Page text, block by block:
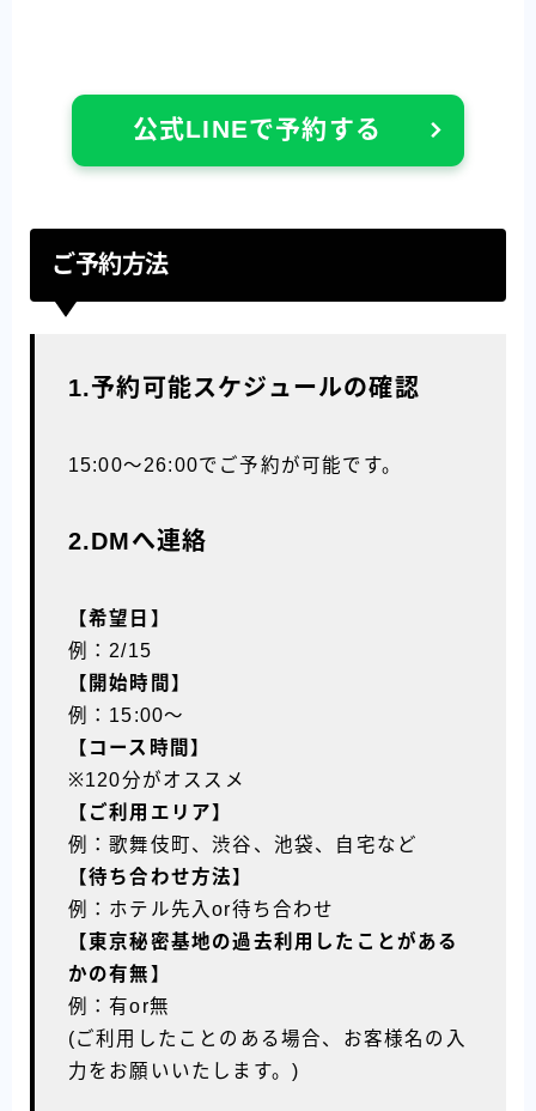
公式LINEで予約する
ご予約方法
1.予約可能スケジュールの確認
15:00〜26:00でご予約が可能です。
2.DMへ連絡
【希望日】
例：2/15
【開始時間】
例：15:00〜
【コース時間】
※120分がオススメ
【ご利用エリア】
例：歌舞伎町、渋谷、池袋、自宅など
【待ち合わせ方法】
例：ホテル先入or待ち合わせ
【東京秘密基地の過去利用したことがある
かの有無】
例：有or無
(ご利用したことのある場合、お客様名の入
力をお願いいたします。)